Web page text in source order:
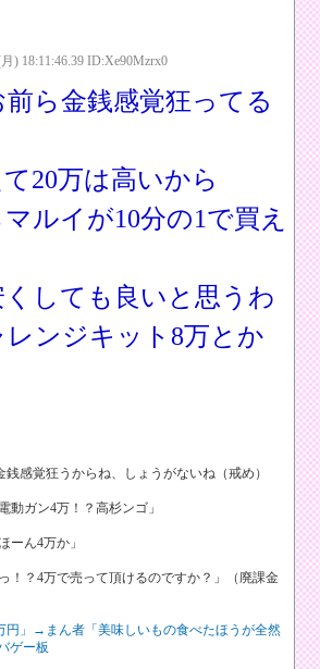
) 18:11:46.39 ID:Xe90Mzrx0
ら金銭感覚狂ってる
20万は高いから
ルイが10分の1で買え
くしても良いと思うわ
ンジキット8万とか
感覚狂うからね、しょうがないね（戒め）
動ガン4万！？高杉ンゴ」
ーん4万か」
！？4万で売って頂けるのですか？」（廃課金
円」→まん者「美味しいもの食べたほうが全然
ゲー板